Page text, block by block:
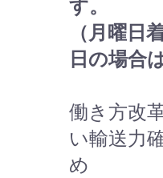
（月曜
日の場合
働き方改
い輸送力
め